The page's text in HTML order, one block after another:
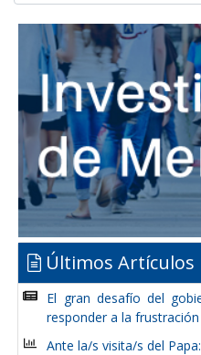
Últimos Artículos
El gran desafío del
responder a la
Ante la/s visita/s del